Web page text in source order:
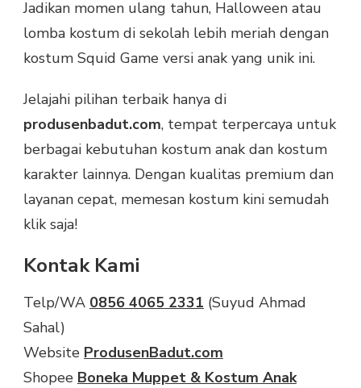
Jadikan momen ulang tahun, Halloween atau
lomba kostum di sekolah lebih meriah dengan
kostum Squid Game versi anak yang unik ini.
Jelajahi pilihan terbaik hanya di
produsenbadut.com, tempat terpercaya untuk
berbagai kebutuhan kostum anak dan kostum
karakter lainnya. Dengan kualitas premium dan
layanan cepat, memesan kostum kini semudah
klik saja!
Kontak Kami
Telp/WA 0856 4065 2331 (Suyud Ahmad
Sahal)
Website ProdusenBadut.com
Shopee Boneka Muppet & Kostum Anak